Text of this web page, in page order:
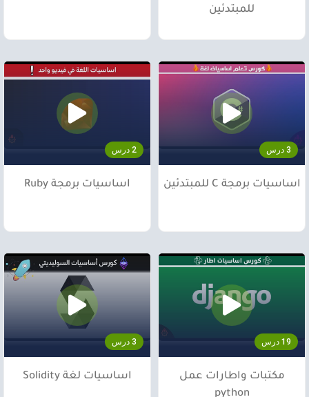
للمبتدئين
3 درس
اساسيات برمجة C للمبتدئين
2 درس
اساسيات برمجة Ruby
19 درس
مكتبات واطارات عمل
python
3 درس
اساسيات لغة Solidity